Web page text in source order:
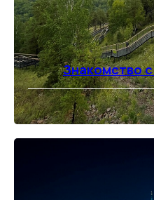
Знакомство